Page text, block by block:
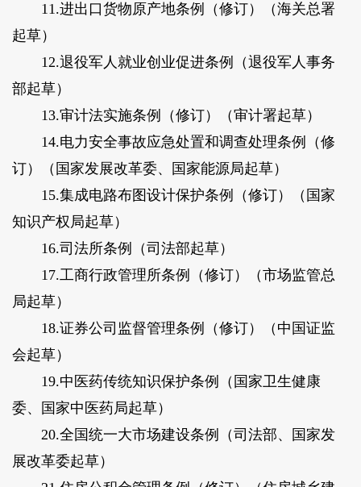
11.进出口货物原产地条例（修订）（海关总署
起草）
12.退役军人就业创业促进条例（退役军人事务
部起草）
13.审计法实施条例（修订）（审计署起草）
14.电力安全事故应急处置和调查处理条例（修
订）（ 国家发展改革委、国家能源局起草）
15.集成电路布图设计保护条例（修订）（ 国家
知识产权局起草）
16.司法所条例（司法部起草）
17.工商行政管理所条例（修订）（市场监管总
局起草）
18.证券公司监督管理条例（修订）（ 中国证监
会起草）
19.中医药传统知识保护条例（ 国家卫生健康
委、国家中医药局起草）
20.全国统一大市场建设条例（司法部、国家发
展改革委起草）